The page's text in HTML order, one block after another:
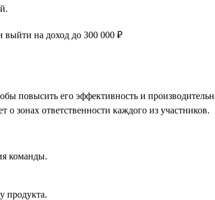
повысить его эффективность и
о зонах ответственности каждого из участников.
команды.
продукта.